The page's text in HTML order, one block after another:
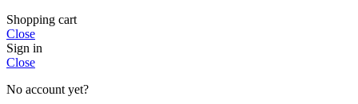
Shopping cart
Close
Sign in
Close
No account yet?